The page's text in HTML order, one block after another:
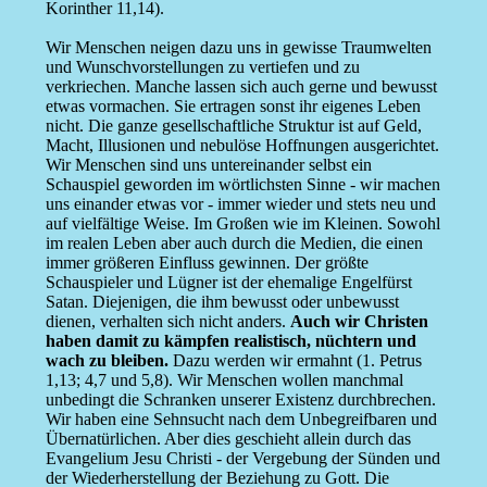
Korinther 11,14).
Wir Menschen neigen dazu uns in gewisse Traumwelten
und Wunschvorstellungen zu vertiefen und zu
verkriechen. Manche lassen sich auch gerne und bewusst
etwas vormachen. Sie ertragen sonst ihr eigenes Leben
nicht. Die ganze gesellschaftliche Struktur ist auf Geld,
Macht, Illusionen und nebulöse Hoffnungen ausgerichtet.
Wir Menschen sind uns untereinander selbst ein
Schauspiel geworden im wörtlichsten Sinne - wir machen
uns einander etwas vor - immer wieder und stets neu und
auf vielfältige Weise. Im Großen wie im Kleinen. Sowohl
im realen Leben aber auch durch die Medien, die einen
immer größeren Einfluss gewinnen. Der größte
Schauspieler und Lügner ist der ehemalige Engelfürst
Satan. Diejenigen, die ihm bewusst oder unbewusst
dienen, verhalten sich nicht anders. Auch wir Christen
haben damit zu kämpfen realistisch, nüchtern und
wach zu bleiben.Dazu werden wir ermahnt (1. Petrus
1,13; 4,7 und 5,8). Wir Menschen wollen manchmal
unbedingt die Schranken unserer Existenz durchbrechen.
Wir haben eine Sehnsucht nach dem Unbegreifbaren und
Übernatürlichen. Aber dies geschieht allein durch das
Evangelium Jesu Christi - der Vergebung der Sünden und
der Wiederherstellung der Beziehung zu Gott. Die